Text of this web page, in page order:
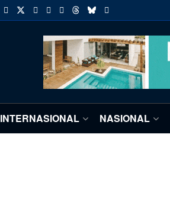
INTERNASIONAL NASIONAL